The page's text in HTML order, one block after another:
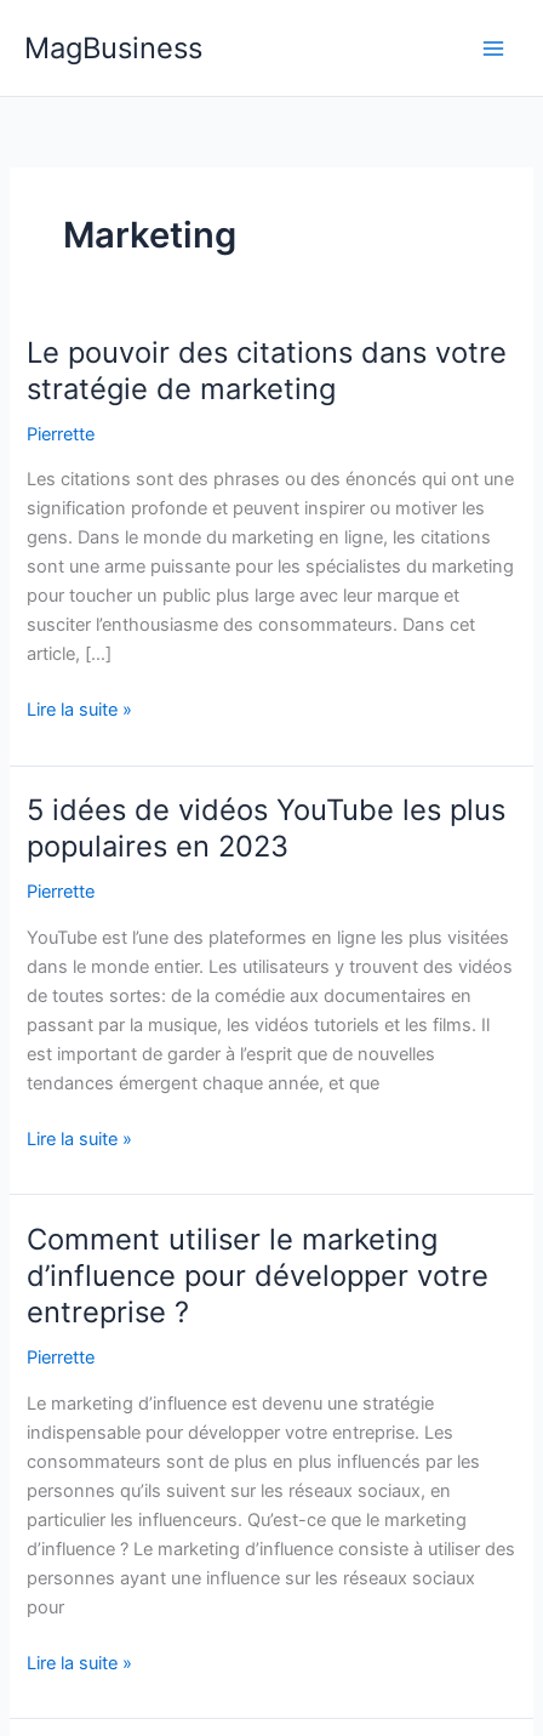
MagBusiness
Marketing
Le pouvoir des citations dans votre
stratégie de marketing
Pierrette
Les citations sont des phrases ou des énoncés qui ont une
signification profonde et peuvent inspirer ou motiver les
gens. Dans le monde du marketing en ligne, les citations
sont une arme puissante pour les spécialistes du marketing
pour toucher un public plus large avec leur marque et
susciter l’enthousiasme des consommateurs. Dans cet
article, […]
Le
des
citations
dans
votre
stratégie
marketing
Lire la suite »
5 idées de vidéos YouTube les plus
populaires en 2023
Pierrette
YouTube est l’une des plateformes en ligne les plus visitées
dans le monde entier. Les utilisateurs y trouvent des vidéos
de toutes sortes: de la comédie aux documentaires en
passant par la musique, les vidéos tutoriels et les films. Il
est important de garder à l’esprit que de nouvelles
tendances émergent chaque année, et que
5
de
vidéos
YouTube
les
plus
en
2023
Lire la suite »
Comment utiliser le marketing
d’influence pour développer votre
entreprise ?
Pierrette
Le marketing d’influence est devenu une stratégie
indispensable pour développer votre entreprise. Les
consommateurs sont de plus en plus influencés par les
personnes qu’ils suivent sur les réseaux sociaux, en
particulier les influenceurs. Qu’est-ce que le marketing
d’influence ? Le marketing d’influence consiste à utiliser des
personnes ayant une influence sur les réseaux sociaux
pour
Comment
le
Lire la suite »